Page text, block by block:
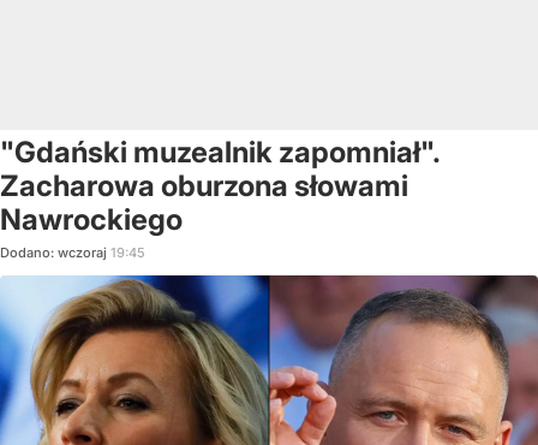
"Gdański muzealnik zapomniał".
Zacharowa oburzona słowami
Nawrockiego
Dodano: wczoraj 19:45